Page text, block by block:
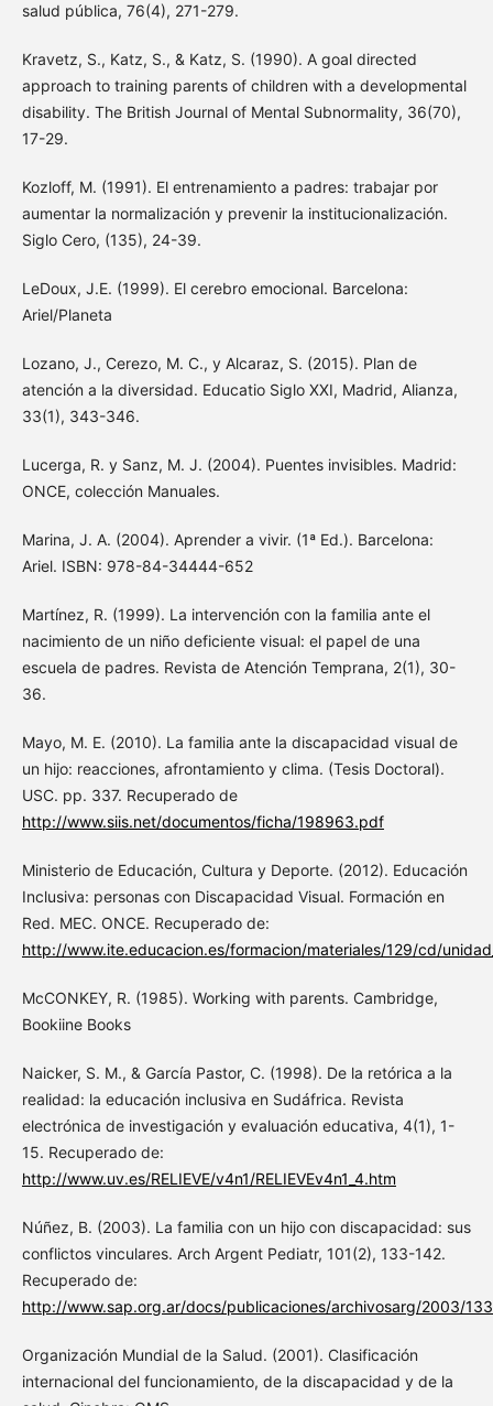
salud pública, 76(4), 271-279.
Kravetz, S., Katz, S., & Katz, S. (1990). A goal directed
approach to training parents of children with a developmental
disability. The British Journal of Mental Subnormality, 36(70),
17-29.
Kozloff, M. (1991). El entrenamiento a padres: trabajar por
aumentar la normalización y prevenir la institucionalización.
Siglo Cero, (135), 24-39.
LeDoux, J.E. (1999). El cerebro emocional. Barcelona:
Ariel/Planeta
Lozano, J., Cerezo, M. C., y Alcaraz, S. (2015). Plan de
atención a la diversidad. Educatio Siglo XXI, Madrid, Alianza,
33(1), 343-346.
Lucerga, R. y Sanz, M. J. (2004). Puentes invisibles. Madrid:
ONCE, colección Manuales.
Marina, J. A. (2004). Aprender a vivir. (1ª Ed.). Barcelona:
Ariel. ISBN: 978-84-34444-652
Martínez, R. (1999). La intervención con la familia ante el
nacimiento de un niño deficiente visual: el papel de una
escuela de padres. Revista de Atención Temprana, 2(1), 30-
36.
Mayo, M. E. (2010). La familia ante la discapacidad visual de
un hijo: reacciones, afrontamiento y clima. (Tesis Doctoral).
USC. pp. 337. Recuperado de
http://www.siis.net/documentos/ficha/198963.pdf
Ministerio de Educación, Cultura y Deporte. (2012). Educación
Inclusiva: personas con Discapacidad Visual. Formación en
Red. MEC. ONCE. Recuperado de:
http://www.ite.educacion.es/formacion/materiales/129/cd/
McCONKEY, R. (1985). Working with parents. Cambridge,
Bookiine Books
Naicker, S. M., & García Pastor, C. (1998). De la retórica a la
realidad: la educación inclusiva en Sudáfrica. Revista
electrónica de investigación y evaluación educativa, 4(1), 1-
15. Recuperado de:
http://www.uv.es/RELIEVE/v4n1/RELIEVEv4n1_4.htm
Núñez, B. (2003). La familia con un hijo con discapacidad: sus
conflictos vinculares. Arch Argent Pediatr, 101(2), 133-142.
Recuperado de:
http://www.sap.org.ar/docs/publicaciones/archivosarg/2003/
Organización Mundial de la Salud. (2001). Clasificación
internacional del funcionamiento, de la discapacidad y de la